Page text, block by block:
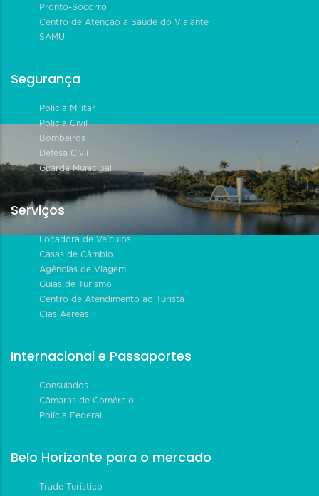
Pronto-Socorro
Centro de Atenção à Saúde do Viajante
SAMU
Segurança
Polícia Militar
Polícia Civil
Bombeiros
Defesa Civil
Guarda Municipal
Serviços
Locadora de Veículos
Casas de Câmbio
Agências de Viagem
Guias de Turismo
Centro de Atendimento ao Turista
Cias Aéreas
Internacional e Passaportes
Consulados
Câmaras de Comércio
Polícia Federal
Belo Horizonte para o mercado
Trade Turístico